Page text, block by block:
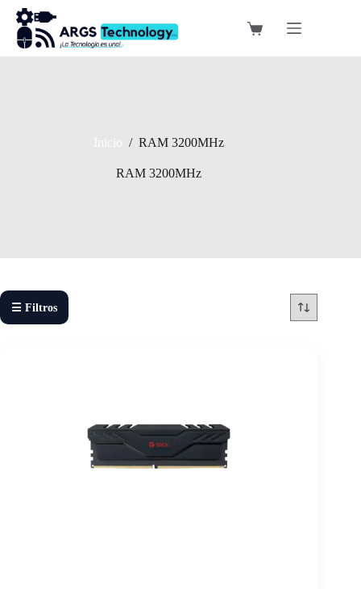
Saltar
contenido
Carro
/ RAM 3200MHz
RAM 3200MHz
☰ Filtros